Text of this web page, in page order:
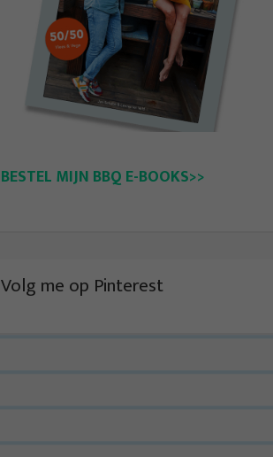
BESTEL MIJN BBQ E-BOOKS>>
Volg me op Pinterest